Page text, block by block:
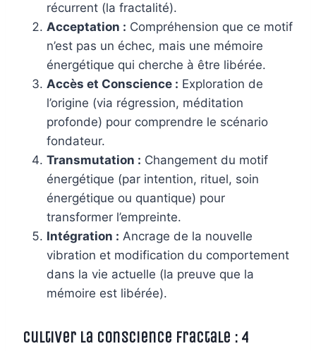
récurrent (la fractalité).
Acceptation : Compréhension que ce motif
n’est pas un échec, mais une mémoire
énergétique qui cherche à être libérée.
Accès et Conscience : Exploration de
l’origine (via régression, méditation
profonde) pour comprendre le scénario
fondateur.
Transmutation : Changement du motif
énergétique (par intention, rituel, soin
énergétique ou quantique) pour
transformer l’empreinte.
Intégration : Ancrage de la nouvelle
vibration et modification du comportement
dans la vie actuelle (la preuve que la
mémoire est libérée).
Cultiver la Conscience Fractale : 4